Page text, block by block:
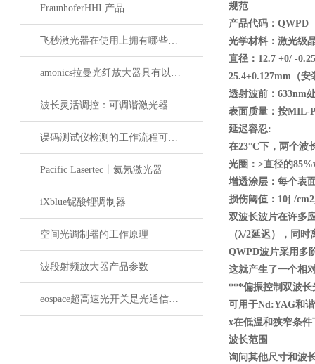
FraunhoferHHI 产品
飞秒激光器在使用上拥有哪些特点？
amonics拉曼光纤放大器具有以下四大优点
波长灵活调控：可调谐激光器在WDM系统中的应用解析
误码测试仪检测的工作流程可概括为以下几个步骤
Pacific Lasertec丨氦氖激光器
iXblue铌酸锂调制器
空间光调制器的工作原理
波段射频放大器产品参数
eospace超高速光开关是光通信领域的革新之作
规范
产品代码：QWPD
光学材料：激光级
直径：12.7 +0/ -
25.4±0.127mm （
透射波前：633nm
表面质量：按MIL-
延迟容忍:
在23°C下，两个波
光圈：≥直径的
增透涂层：每个表
损伤阈值：10j /
双波长波片在许多
（λ/2延迟），同时
QWPD波片采用多
这就产生了一个相
***偏振控制双波长
可用于Nd:YAG和
x在低温和狭窄条件
波长范围
询问其他尺寸和波